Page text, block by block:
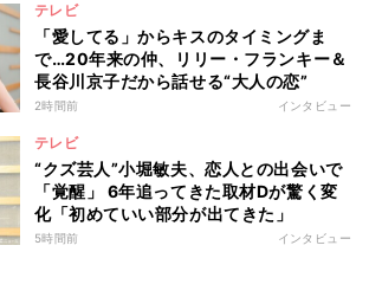
テレビ
「愛してる」からキスのタイミングま
で…20年来の仲、リリー・フランキー＆
長谷川京子だから話せる“大人の恋”
2時間前 インタビュー
テレビ
“クズ芸人”小堀敏夫、恋人との出会いで
「覚醒」 6年追ってきた取材Dが驚く変
化「初めていい部分が出てきた」
5時間前 インタビュー